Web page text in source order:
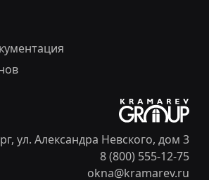
ул. Александра Невского, дом 3
8 (800) 555-12-75
okna@kramarev.ru